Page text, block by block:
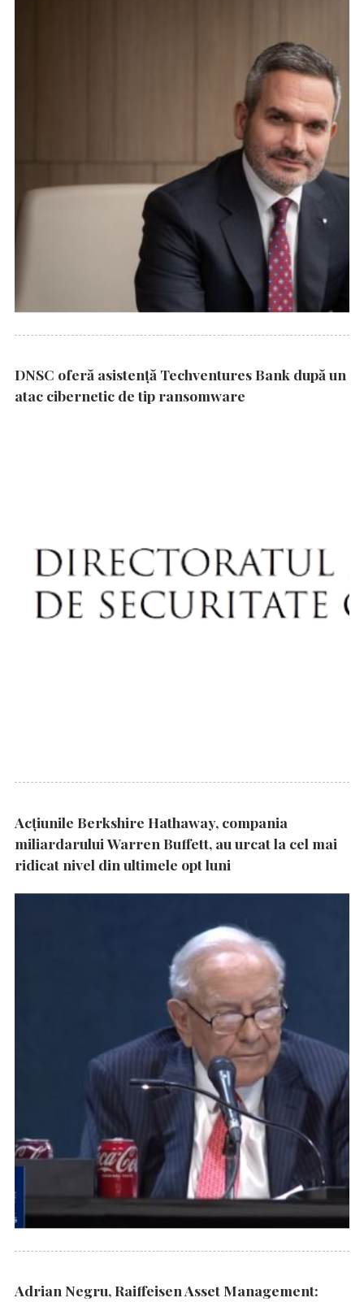
DNSC oferă asistență Techventures Bank după un
atac cibernetic de tip ransomware
Acțiunile Berkshire Hathaway, compania
miliardarului Warren Buffett, au urcat la cel mai
ridicat nivel din ultimele opt luni
Adrian Negru, Raiffeisen Asset Management: